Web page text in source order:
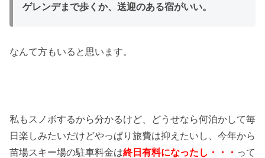
ゲレンデまで歩くか、送迎のある宿がいい。
なんて方もいると思います。
私もスノボするから分かるけど、どうせなら何泊かして毎
日楽しみたいだけどやっぱり旅費は抑えたいし、今年から
苗場スキー場の駐車料金は終日有料になったし・・・ って